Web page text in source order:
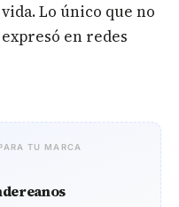
Lo único que no
en redes
TU MARCA